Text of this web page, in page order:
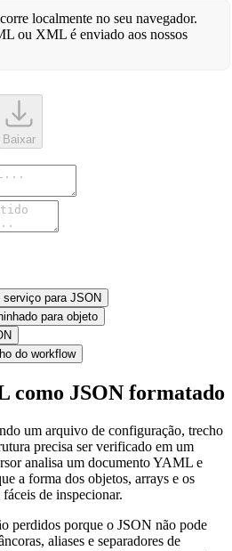
localmente no seu navegador.
ou XML é enviado aos nossos
Baixar
para JSON
para objeto
do workflow
como JSON formatado
um arquivo de configuração, trecho
precisa ser verificado em um
analisa um documento YAML e
a forma dos objetos, arrays e os
de inspecionar.
perdidos porque o JSON não pode
aliases e separadores de